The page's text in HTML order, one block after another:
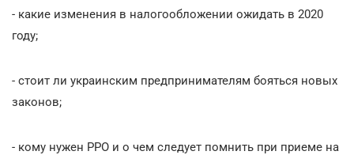
- какие изменения в налогообложении ожидать в 2020
году;
- стоит ли украинским предпринимателям бояться новых
законов;
- кому нужен РРО и о чем следует помнить при приеме на